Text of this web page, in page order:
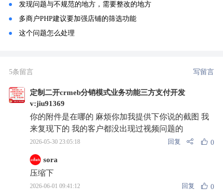
发现问题与不规范的地方，需要整改的地方
多商户PHP建议要加强店铺的筛选功能
这个问题怎么处理
5条留言 写留言
定制二开crmeb分销模式业务功能三方支付开发
v:jiu91369
你的附件是在哪的 麻烦你加我提供下你说的截图 我
来复现下的 我的客户都没出现过视频问题的
2026-05-30 23:05:18 回复 0
sora
压缩下
2026-06-01 09:41:12 回复 0